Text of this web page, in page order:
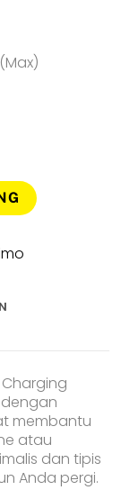
Charging
membantu
atau
dan tipis
Anda pergi.